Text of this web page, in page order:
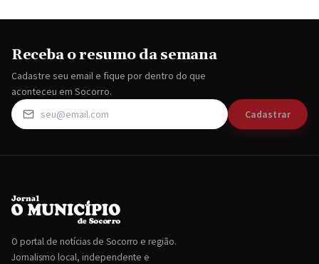
Receba o resumo da semana
Cadastre seu email e fique por dentro do que
aconteceu em Socorro.
Cadastrar
O portal de notícias de Socorro e região.
Jornalismo local, independente e